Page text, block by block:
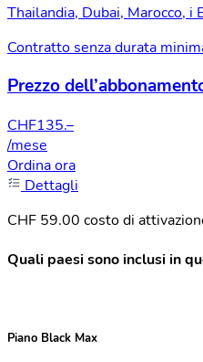
Thailandia, Dubai, Marocco, i
Contratto senza durata
Prezzo
CHF135.–
/mese
Ordina ora
Dettagli
CHF 59.00 costo di
Quali paesi sono inclusi in
Piano Black Max